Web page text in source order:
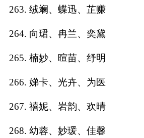
263. 绒斓、蝶迅、芷赚
264. 向珺、冉兰、奕黛
265. 楠妙、暄苗、纾明
266. 娣卡、光卉、为医
267. 禧妮、岩韵、欢晴
268. 幼蓉、妙瑗、佳馨